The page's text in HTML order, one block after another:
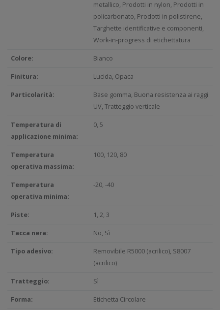
metallico, Prodotti in nylon, Prodotti in
policarbonato, Prodotti in polistirene,
Targhette identificative e componenti,
Work-in-progress di etichettatura
Colore: Bianco
Finitura: Lucida, Opaca
Particolarità:
Base gomma, Buona resistenza ai raggi
UV, Tratteggio verticale
Temperatura di
applicazione minima:
0, 5
Temperatura
operativa massima:
100, 120, 80
Temperatura
operativa minima:
-20, -40
Piste: 1, 2, 3
Tacca nera: No, Sì
Tipo adesivo:
Removibile R5000 (acrilico), S8007
(acrilico)
Tratteggio: Sì
Forma: Etichetta Circolare